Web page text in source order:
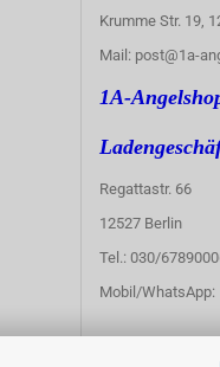
Krumme Str. 19,
Mail: post@1a-
1A-
Regattastr. 66
12527 Berlin
Tel.: 030/
Mobil/WhatsApp: